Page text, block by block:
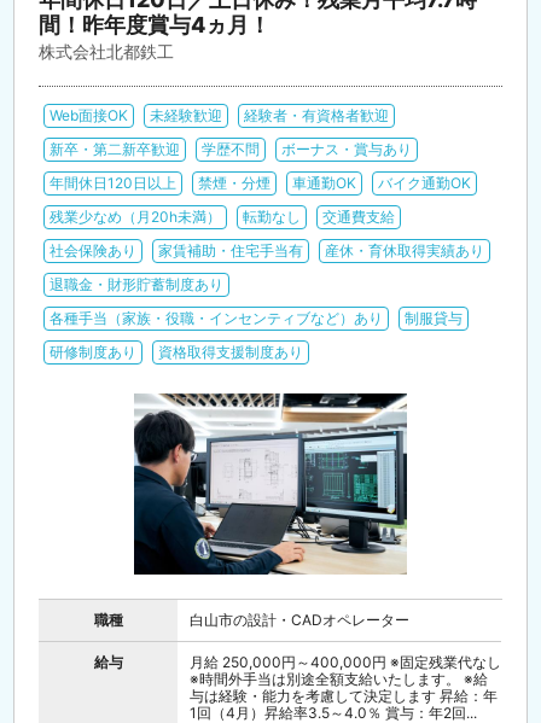
間！昨年度賞与4ヵ月！
株式会社北都鉄工
Web面接OK 未経験歓迎
経験者・有資格者歓迎
新卒・第二新卒歓迎
学歴不問
ボーナス・賞与あり
年間休日120日以上
禁煙・分煙 車通勤OK
バイク通勤OK
残業少なめ（月20h未満）
転勤なし
交通費支給
社会保険あり
家賃補助・住宅手当有
産休・育休取得実績あり
退職金・財形貯蓄制度あり
各種手当（家族・役職・インセンティブなど）あり
制服貸与
研修制度あり
資格取得支援制度あり
職種 白山市の設計・CADオペレーター
給与
月給 250,000円～400,000円 ※固定残業代なし
※時間外手当は別途全額支給いたします。 ※給
与は経験・能力を考慮して決定します 昇給：年
1回（4月）昇給率3.5～4.0％ 賞与：年2回...